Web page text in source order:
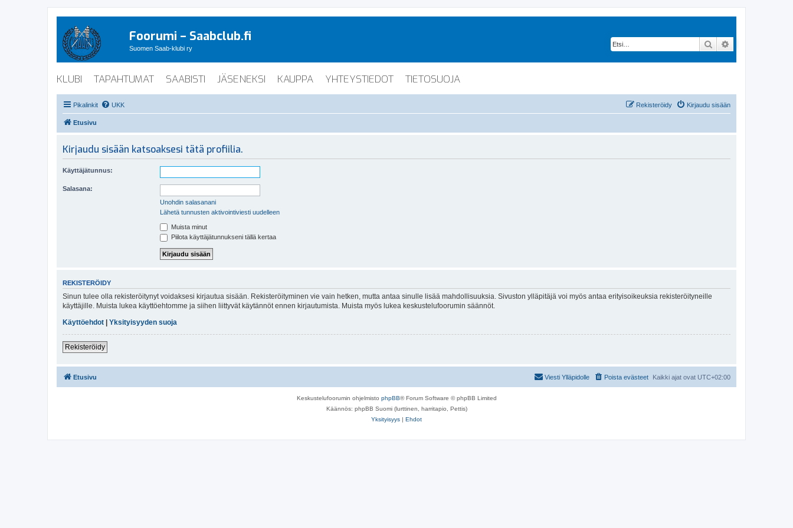
Foorumi – Saabclub.fi
Suomen Saab-klubi ry Etsi
KLUBI TAPAHTUMAT SAABISTI JÄSENEKSI KAUPPA YHTEYSTIEDOT TIETOSUOJA
Pikalinkit UKK Kirjaudu sisään
Rekisteröidy
Etusivu
Kirjaudu sisään katsoaksesi tätä profiilia.
Käyttäjätunnus:
Salasana:
Unohdin salasanani
Lähetä tunnusten aktivointiviesti uudelleen
Muista minut
Piilota käyttäjätunnukseni tällä kertaa
REKISTERÖIDY
Sinun tulee olla rekisteröitynyt voidaksesi kirjautua sisään. Rekisteröityminen vie vain hetken, mutta antaa sinulle lisää mahdollisuuksia. Sivuston ylläpitäjä voi myös antaa erityisoikeuksia rekisteröityneille
käyttäjille. Muista lukea käyttöehtomme ja siihen liittyvät käytännöt ennen kirjautumista. Muista myös lukea keskustelufoorumin säännöt.
Käyttöehdot
Yksityisyyden suoja
Rekisteröidy
Etusivu Kaikki ajat ovat UTC+02:00
Poista evästeet
Viesti Ylläpidolle
Keskustelufoorumin ohjelmisto phpBB® Forum Software © phpBB Limited
Käännös: phpBB Suomi (lurttinen, harritapio, Pettis)
Yksityisyys | Ehdot